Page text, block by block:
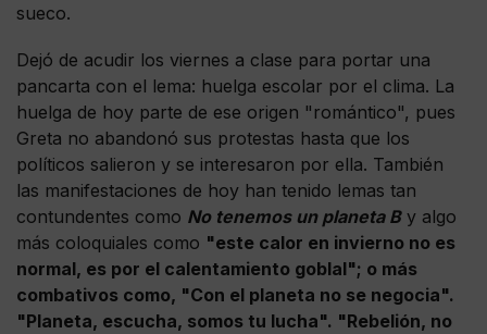
sueco.
Dejó de acudir los viernes a clase para portar una
pancarta con el lema: huelga escolar por el clima. La
huelga de hoy parte de ese origen "romántico", pues
Greta no abandonó sus protestas hasta que los
políticos salieron y se interesaron por ella. También
las manifestaciones de hoy han tenido lemas tan
contundentes como No tenemos un planeta By algo
más coloquiales como "este calor en invierno no es
normal, es por el calentamiento goblal"; o más
combativos como, "Con el planeta no se negocia".
"Planeta, escucha, somos tu lucha". "Rebelión, no